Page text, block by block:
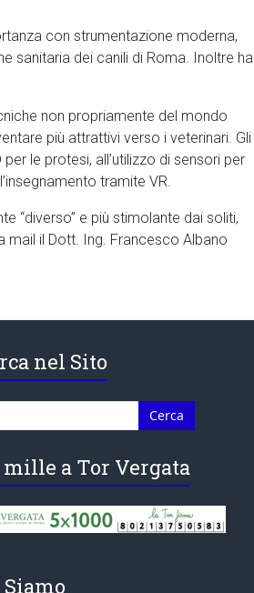
con strumentazione moderna,
sanitaria dei canili di Roma. Inoltre ha
non propriamente del mondo
più attrattivi verso i veterinari. Gli
le protesi, all’utilizzo di sensori per
tramite VR.
“diverso” e più stimolante dai soliti,
il Dott. Ing. Francesco Albano
nel Sito
mille a Tor Vergata
Siamo